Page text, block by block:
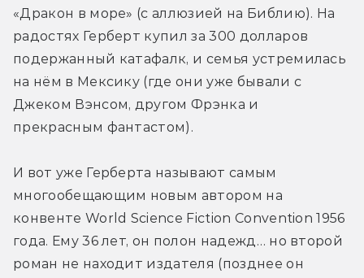
«Дракон в море» (с аллюзией на Библию). На
радостях Герберт купил за 300 долларов
подержанный катафалк, и семья устремилась
на нём в Мексику (где они уже бывали с
Джеком Вэнсом, другом Фрэнка и
прекрасным фантастом).
И вот уже Герберта называют самым
многообещающим новым автором на
конвенте World Science Fiction Convention 1956
года. Ему 36 лет, он полон надежд… но второй
роман не находит издателя (позднее он